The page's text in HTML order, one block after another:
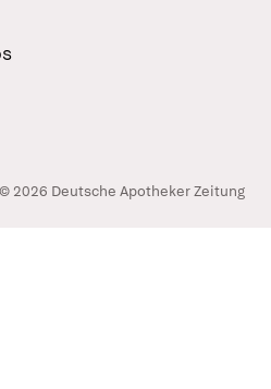
© 2026 Deutsche Apotheker Zeitung